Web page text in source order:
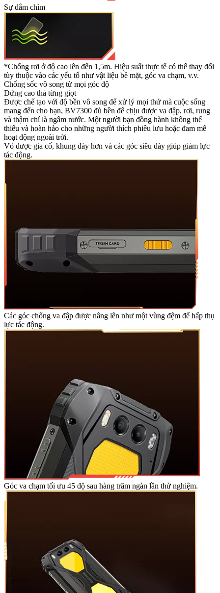
Sự đắm chìm
*Chống rơi ở độ cao lên đến 1,5m. Hiệu suất thực tế có thể thay đổi
tùy thuộc vào các yếu tố như vật liệu bề mặt, góc va chạm, v.v.
Chống sốc vô song từ mọi góc độ
Đứng cao thả từng giọt
Được chế tạo với độ bền vô song để xử lý mọi thứ mà cuộc sống
mang đến cho bạn, BV7300 đủ bền để chịu được va đập, rơi, rung
và thậm chí là ngâm nước. Một người bạn đồng hành không thể
thiếu và hoàn hảo cho những người thích phiêu lưu hoặc đam mê
hoạt động ngoài trời.
Vỏ được gia cố, khung dày hơn và các góc siêu dày giúp giảm lực
tác động.
Các góc chống va đập được nâng lên như một vùng đệm để hấp thụ
lực tác động.
Góc va chạm tối ưu 45 độ sau hàng trăm ngàn lần thử nghiệm.